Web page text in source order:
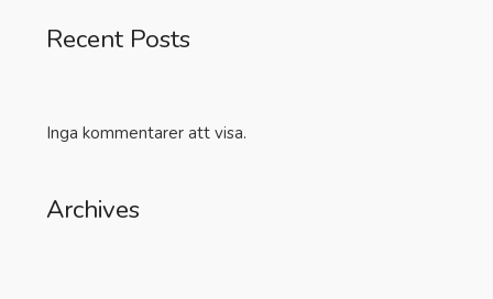
Recent Posts
Inga kommentarer att visa.
Archives